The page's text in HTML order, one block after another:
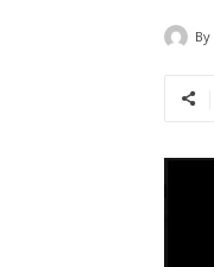
By